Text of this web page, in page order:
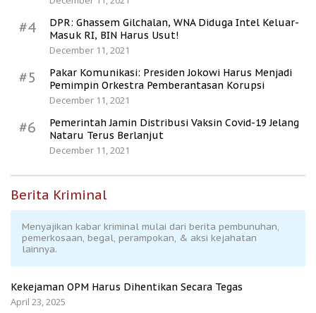
#4
DPR: Ghassem Gilchalan, WNA Diduga Intel Keluar-
Masuk RI, BIN Harus Usut!
December 11, 2021
#5
Pakar Komunikasi: Presiden Jokowi Harus Menjadi
Pemimpin Orkestra Pemberantasan Korupsi
December 11, 2021
#6
Pemerintah Jamin Distribusi Vaksin Covid-19 Jelang
Nataru Terus Berlanjut
December 11, 2021
Berita Kriminal
Menyajikan kabar kriminal mulai dari berita pembunuhan,
pemerkosaan, begal, perampokan, & aksi kejahatan
lainnya.
Kekejaman OPM Harus Dihentikan Secara Tegas
April 23, 2025